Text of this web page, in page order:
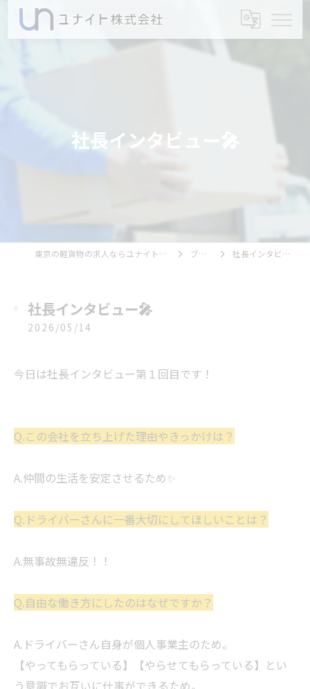
社長インタビュー🎤
東京の軽貨物の求人ならユナイト株式会社 ブログ 社長インタビュー🎤
社長インタビュー🎤
2026/05/14
今日は社長インタビュー第１回目です！
Q.この会社を立ち上げた理由やきっかけは？
A.仲間の生活を安定させるため✨
Q.ドライバーさんに一番大切にしてほしいことは？
A.無事故無違反！！
Q.自由な働き方にしたのはなぜですか？
A.ドライバーさん自身が個人事業主のため。
【やってもらっている】【やらせてもらっている】とい
う意識でお互いに仕事ができるため。